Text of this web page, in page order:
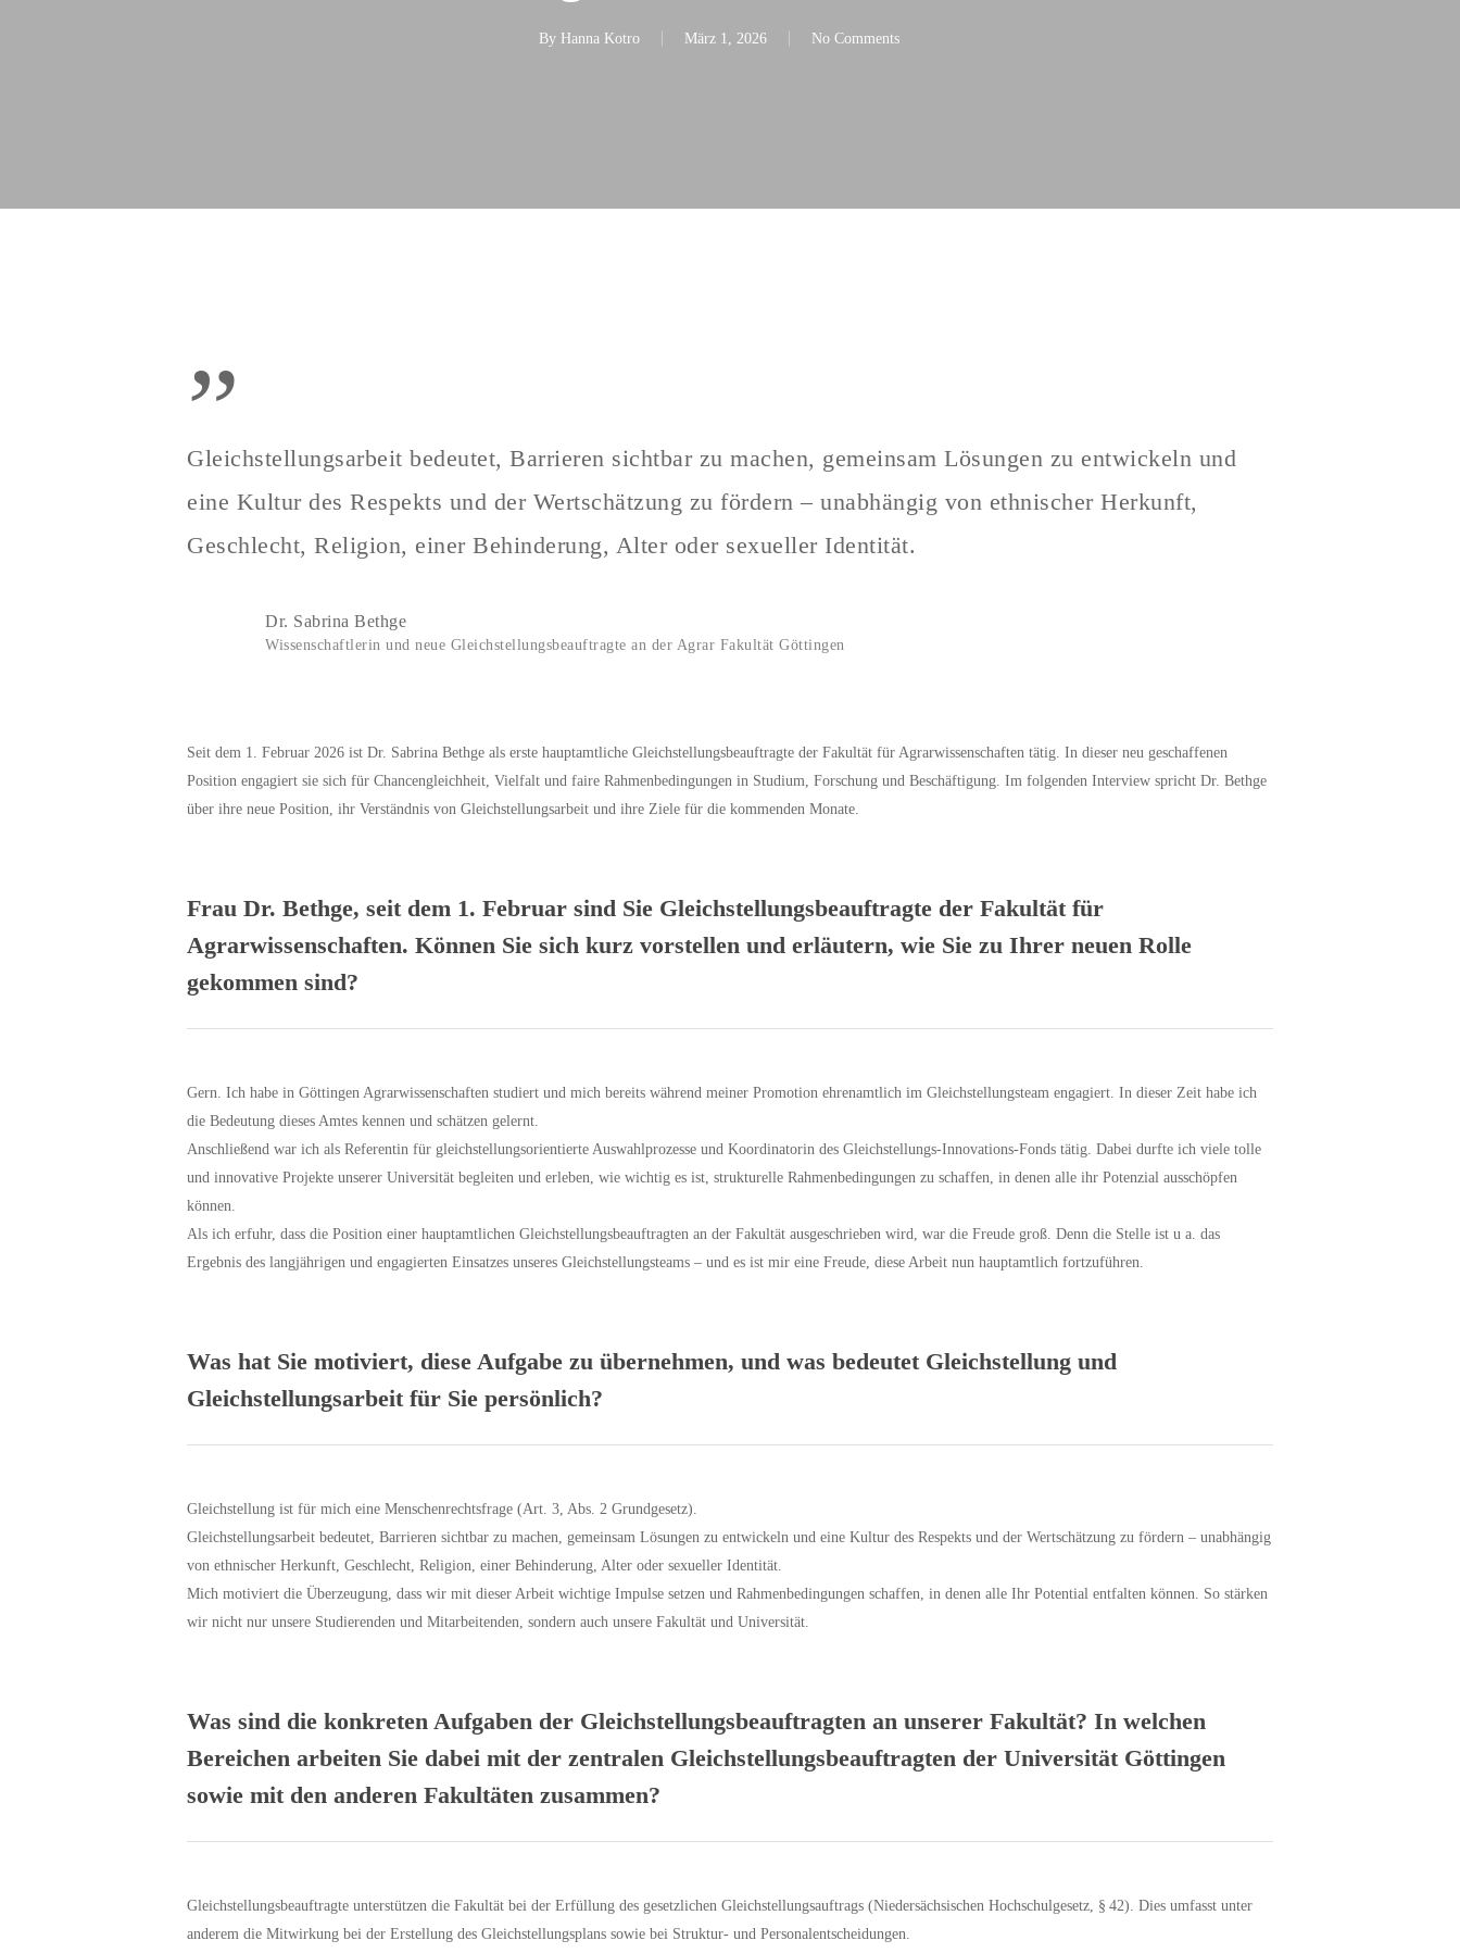
By Hanna Kotro März 1, 2026 No Comments
”
Gleichstellungsarbeit bedeutet, Barrieren sichtbar zu machen, gemeinsam Lösungen zu entwickeln und
eine Kultur des Respekts und der Wertschätzung zu fördern – unabhängig von ethnischer Herkunft,
Geschlecht, Religion, einer Behinderung, Alter oder sexueller Identität.
Dr. Sabrina Bethge
Wissenschaftlerin und neue Gleichstellungsbeauftragte an der Agrar Fakultät Göttingen
Seit dem 1. Februar 2026 ist Dr. Sabrina Bethge als erste hauptamtliche Gleichstellungsbeauftragte der Fakultät für Agrarwissenschaften tätig. In dieser neu geschaffenen
Position engagiert sie sich für Chancengleichheit, Vielfalt und faire Rahmenbedingungen in Studium, Forschung und Beschäftigung. Im folgenden Interview spricht Dr. Bethge
über ihre neue Position, ihr Verständnis von Gleichstellungsarbeit und ihre Ziele für die kommenden Monate.
Frau Dr. Bethge, seit dem 1. Februar sind Sie Gleichstellungsbeauftragte der Fakultät für
Agrarwissenschaften. Können Sie sich kurz vorstellen und erläutern, wie Sie zu Ihrer neuen Rolle
gekommen sind?
Gern. Ich habe in Göttingen Agrarwissenschaften studiert und mich bereits während meiner Promotion ehrenamtlich im Gleichstellungsteam engagiert. In dieser Zeit habe ich
die Bedeutung dieses Amtes kennen und schätzen gelernt.
Anschließend war ich als Referentin für gleichstellungsorientierte Auswahlprozesse und Koordinatorin des Gleichstellungs-Innovations-Fonds tätig. Dabei durfte ich viele tolle
und innovative Projekte unserer Universität begleiten und erleben, wie wichtig es ist, strukturelle Rahmenbedingungen zu schaffen, in denen alle ihr Potenzial ausschöpfen
können.
Als ich erfuhr, dass die Position einer hauptamtlichen Gleichstellungsbeauftragten an der Fakultät ausgeschrieben wird, war die Freude groß. Denn die Stelle ist u a. das
Ergebnis des langjährigen und engagierten Einsatzes unseres Gleichstellungsteams – und es ist mir eine Freude, diese Arbeit nun hauptamtlich fortzuführen.
Was hat Sie motiviert, diese Aufgabe zu übernehmen, und was bedeutet Gleichstellung und
Gleichstellungsarbeit für Sie persönlich?
Gleichstellung ist für mich eine Menschenrechtsfrage (Art. 3, Abs. 2 Grundgesetz).
Gleichstellungsarbeit bedeutet, Barrieren sichtbar zu machen, gemeinsam Lösungen zu entwickeln und eine Kultur des Respekts und der Wertschätzung zu fördern – unabhängig
von ethnischer Herkunft, Geschlecht, Religion, einer Behinderung, Alter oder sexueller Identität.
Mich motiviert die Überzeugung, dass wir mit dieser Arbeit wichtige Impulse setzen und Rahmenbedingungen schaffen, in denen alle Ihr Potential entfalten können. So stärken
wir nicht nur unsere Studierenden und Mitarbeitenden, sondern auch unsere Fakultät und Universität.
Was sind die konkreten Aufgaben der Gleichstellungsbeauftragten an unserer Fakultät? In welchen
Bereichen arbeiten Sie dabei mit der zentralen Gleichstellungsbeauftragten der Universität Göttingen
sowie mit den anderen Fakultäten zusammen?
Gleichstellungsbeauftragte unterstützen die Fakultät bei der Erfüllung des gesetzlichen Gleichstellungsauftrags (Niedersächsischen Hochschulgesetz, § 42). Dies umfasst unter
anderem die Mitwirkung bei der Erstellung des Gleichstellungsplans sowie bei Struktur- und Personalentscheidungen.